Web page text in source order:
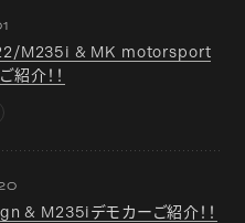
M235i & MK motorsport
紹介！！
& M235iデモカーご紹介！！